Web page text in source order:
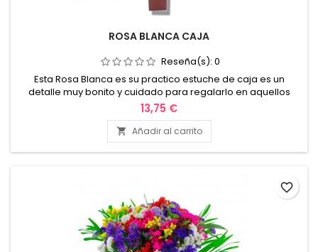
ROSA BLANCA CAJA
Reseña(s): 0
Esta Rosa Blanca es su practico estuche de caja es un
detalle muy bonito y cuidado para regalarlo en aquellos
momentos de la vida
como amor, amistad, cumpleaños, aniversario, etc.
Envío en valencia y alrededores. No lo piense
mas enviar rosas a domicilio es la mejor opción.
13,75 €
 Añadir al carrito
favorite_border